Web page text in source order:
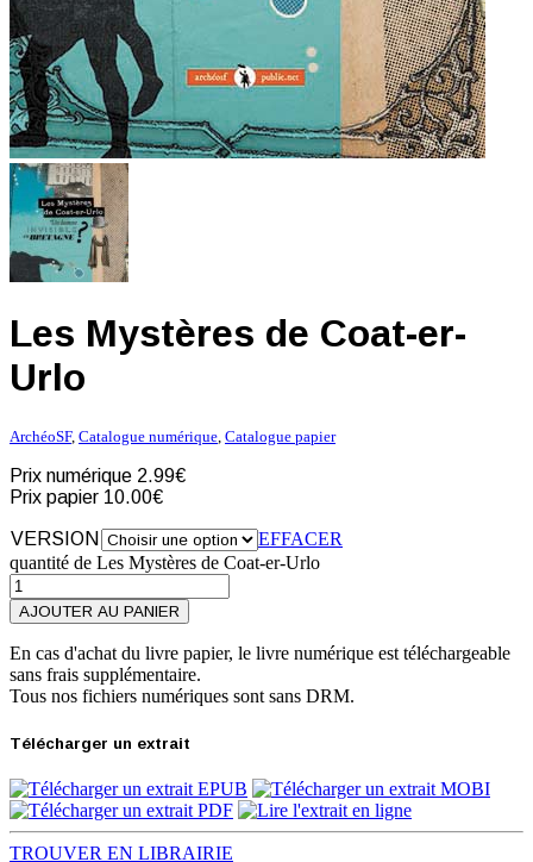
Les Mystères de Coat-er-
Urlo
ArchéoSF, Catalogue numérique, Catalogue papier
Prix numérique 2.99€
Prix papier 10.00€
VERSION
EFFACER
quantité de Les Mystères de Coat-er-Urlo
AJOUTER AU PANIER
En cas d'achat du livre papier, le livre numérique est téléchargeable
sans frais supplémentaire.
Tous nos fichiers numériques sont sans DRM.
Télécharger un extrait
TROUVER EN LIBRAIRIE